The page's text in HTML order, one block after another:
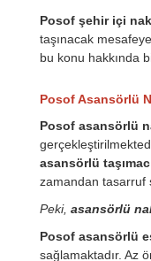
Posof şehir içi
taşınacak
bu konu hakkında
Posof Asansörlü
Posof asansörlü
asansörlü
zamandan tasarruf
Peki, asansörlü
Posof asansörlü
sağlamaktadır. Az